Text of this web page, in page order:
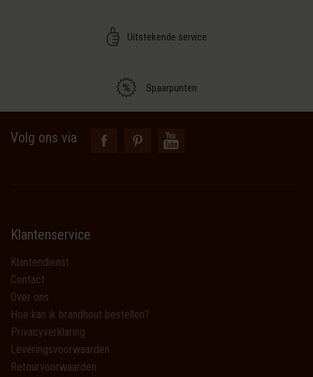
Uitstekende service
Spaarpunten
Volg ons via
Klantenservice
Klantendienst
Contact
Over ons
Hoe kan ik brandhout bestellen?
Privacyverklaring
Leveringsvoorwaarden
Retourvoorwaarden